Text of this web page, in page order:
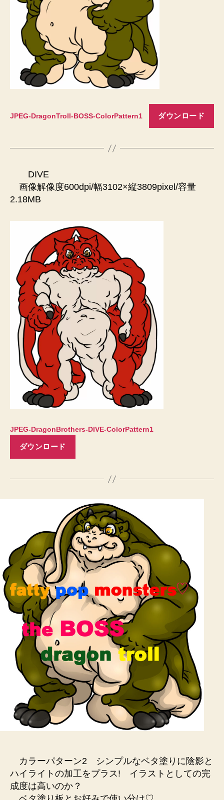
JPEG-DragonTroll-BOSS-ColorPattern1 ダウンロード
DIVE
画像解像度600dpi/幅3102×縦3809pixel/容量
2.18MB
JPEG-DragonBrothers-DIVE-ColorPattern1
ダウンロード
カラーパターン2 シンプルなベタ塗りに陰影と
ハイライトの加工をプラス! イラストとしての完
成度は高いのか？